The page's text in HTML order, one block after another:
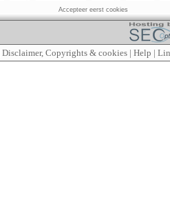
Accepteer eerst cookies
Disclaimer, Copyrights & cookies| Help |